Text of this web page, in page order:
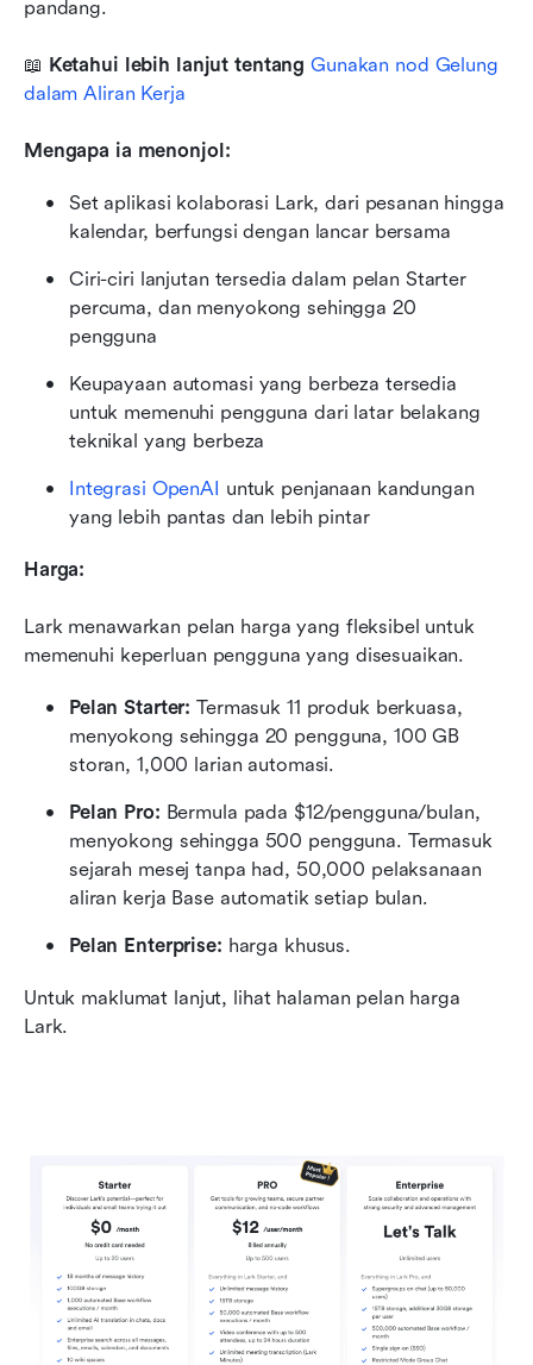
pandang.
📖 Ketahui lebih lanjut tentang Gunakan nod Gelung
dalam Aliran Kerja
Mengapa ia menonjol:
Set aplikasi kolaborasi Lark, dari pesanan hingga
kalendar, berfungsi dengan lancar bersama
Ciri-ciri lanjutan tersedia dalam pelan Starter
percuma, dan menyokong sehingga 20
pengguna
Keupayaan automasi yang berbeza tersedia
untuk memenuhi pengguna dari latar belakang
teknikal yang berbeza
Integrasi OpenAI untuk penjanaan kandungan
yang lebih pantas dan lebih pintar
Harga:
Lark menawarkan pelan harga yang fleksibel untuk
memenuhi keperluan pengguna yang disesuaikan.
Pelan Starter: Termasuk 11 produk berkuasa,
menyokong sehingga 20 pengguna, 100 GB
storan, 1,000 larian automasi.
Pelan Pro: Bermula pada $12/pengguna/bulan,
menyokong sehingga 500 pengguna. Termasuk
sejarah mesej tanpa had, 50,000 pelaksanaan
aliran kerja Base automatik setiap bulan.
Pelan Enterprise: harga khusus.
Untuk maklumat lanjut, lihat halaman pelan harga
Lark.